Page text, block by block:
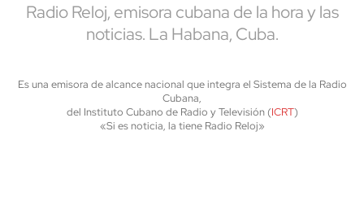
Radio Reloj, emisora cubana de la hora y las
noticias. La Habana, Cuba.
Es una emisora de alcance nacional que integra el Sistema de la Radio
Cubana,
del Instituto Cubano de Radio y Televisión (ICRT)
«Si es noticia, la tiene Radio Reloj»